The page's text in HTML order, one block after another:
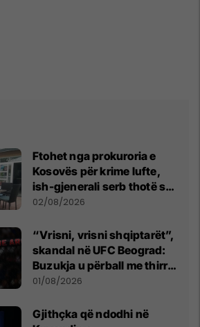
Ftohet nga prokuroria e
Kosovës për krime lufte,
ish-gjenerali serb thotë se
dikush e tradhtoi në
02/08/2026
“Vrisni, vrisni shqiptarët”,
skandal në UFC Beograd:
Buzukja u përball me thirrje
anti-shqiptare nga
01/08/2026
Gjithçka që ndodhi në